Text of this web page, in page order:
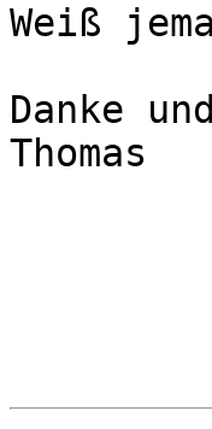
Weiß
Danke
Thomas